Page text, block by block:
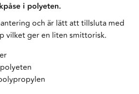
i polyeten.
och är lätt att tillsluta med
vilket ger en liten smittorisk.